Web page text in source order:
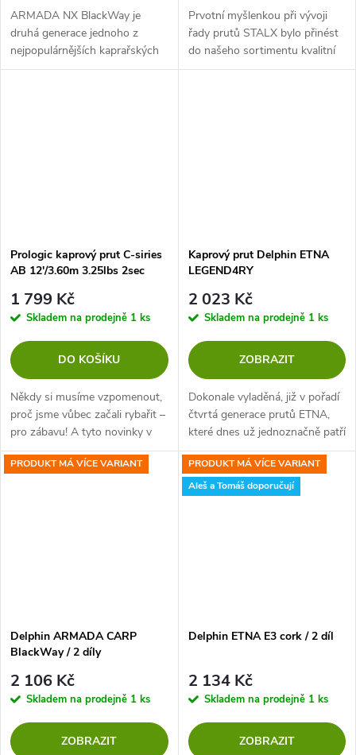
ARMADA NX BlackWay je
druhá generace jednoho z
nejpopulárnějších kaprařských
prutů od značky Delphin.
Prvotní myšlenkou při vývoji
řady prutů STALX bylo přinést
do našeho sortimentu kvalitní
dvoudílný kaprařský prut, jehož
Prologic kaprový prut C-siries
AB 12'/3.60m 3.25lbs 2sec
1 799 Kč
Skladem na prodejně 1 ks
DO KOŠÍKU
Někdy si musíme vzpomenout,
proč jsme vůbec začali rybařit –
pro zábavu! A tyto novinky v
řadě prutů C-series jsou
navrženy přesně tak, aby
Kaprový prut Delphin ETNA
LEGEND4RY
2 023 Kč
Skladem na prodejně 1 ks
ZOBRAZIT
Dokonale vyladěná, již v pořadí
čtvrtá generace prutů ETNA,
které dnes už jednoznačně patří
mezi legendy na kaprařské
scéně. Svědčí o tom desetitisíce
prodaných kusů a dovolíme...
PRODUKT MÁ VÍCE VARIANT
Delphin ARMADA CARP
BlackWay / 2 díly
2 106 Kč
Skladem na prodejně 1 ks
ZOBRAZIT
PRODUKT MÁ VÍCE VARIANT
Aleš a Tomáš doporučují
Delphin ETNA E3 cork / 2 díl
2 134 Kč
Skladem na prodejně 1 ks
ZOBRAZIT